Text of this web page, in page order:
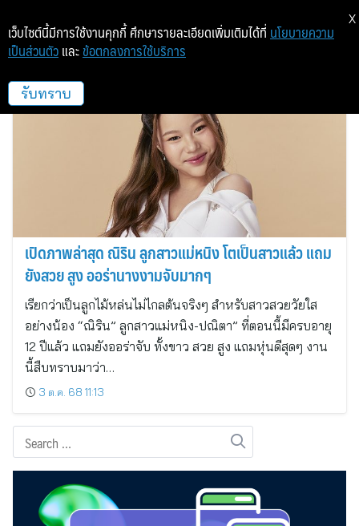
Auswelllife Thailand
เปิดภาพล่าสุด ณิริน ลูกสาวแม่หนิง โตเป็นสาวแล้ว แถม
ยังสวย สูง ออร่านางงามจับมากๆ
เรียกว่าเป็นลูกไม้หล่นไม่ไกลต้นจริงๆ สำหรับสาวสวยวัยใส
อย่างน้อง “ณิริน” ลูกสาวแม่หนิง-ปณิตา” ที่ตอนนี้มีครบอายุ
12 ปีแล้ว แถมยังออร่าจับ ทั้งขาว สวย สูง แถมหุ่นดีสุดๆ งาน
นี้สืบทราบมาว่า…
3 ต.ค. 68 11:13
เว็บไซต์นี้มีการใช้งานคุกกี้ ศึกษารายละเอียดเพิ่มเติมได้ที่ นโยบายความ
เป็นส่วนตัว และ ข้อตกลงการใช้บริการ
รับทราบ
X